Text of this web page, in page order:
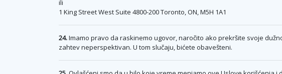
ili
1 King Street West Suite 4800-200 Toronto, ON, M5H 1A1
24.Imamo pravo da raskinemo ugovor, naročito ako prekršite svoje
zahtev neperspektivan. U tom slučaju, bićete obavešteni.